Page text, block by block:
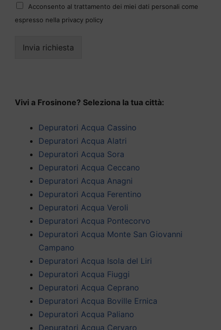
Acconsento al trattamento dei miei dati personali come
espresso nella privacy policy
Invia richiesta
Vivi a Frosinone? Seleziona la tua città:
Depuratori Acqua Cassino
Depuratori Acqua Alatri
Depuratori Acqua Sora
Depuratori Acqua Ceccano
Depuratori Acqua Anagni
Depuratori Acqua Ferentino
Depuratori Acqua Veroli
Depuratori Acqua Pontecorvo
Depuratori Acqua Monte San Giovanni
Campano
Depuratori Acqua Isola del Liri
Depuratori Acqua Fiuggi
Depuratori Acqua Ceprano
Depuratori Acqua Boville Ernica
Depuratori Acqua Paliano
Depuratori Acqua Cervaro